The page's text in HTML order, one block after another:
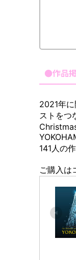
●作品
2021年
ストをつ
141人の
ご購入は